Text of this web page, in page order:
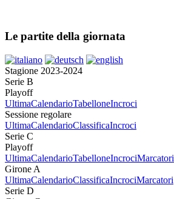
Le partite della giornata
Stagione 2023-2024
Serie B
Playoff
UltimaCalendarioTabelloneIncroci
Sessione regolare
UltimaCalendarioClassificaIncroci
Serie C
Playoff
UltimaCalendarioTabelloneIncrociMarcatori
Girone A
UltimaCalendarioClassificaIncrociMarcatori
Serie D